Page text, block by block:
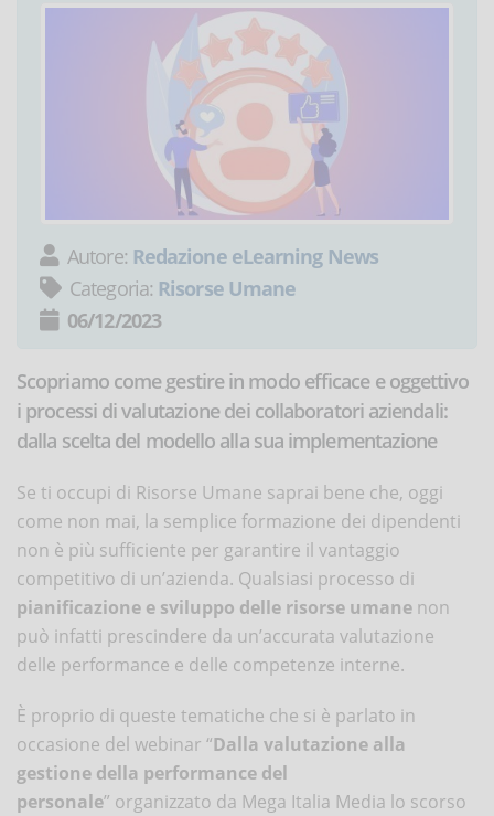
Autore: Redazione eLearning News
Categoria: Risorse Umane
06/12/2023
Scopriamo come gestire in modo efficace e oggettivo
i processi di valutazione dei collaboratori aziendali:
dalla scelta del modello alla sua implementazione
Se ti occupi di Risorse Umane saprai bene che, oggi
come non mai, la semplice formazione dei dipendenti
non è più sufficiente per garantire il vantaggio
competitivo di un’azienda. Qualsiasi processo di
pianificazione e sviluppo delle risorse umane non
può infatti prescindere da un’accurata valutazione
delle performance e delle competenze interne.
È proprio di queste tematiche che si è parlato in
occasione del webinar “Dalla valutazione alla
gestione della performance del
personale” organizzato da Mega Italia Media lo scorso